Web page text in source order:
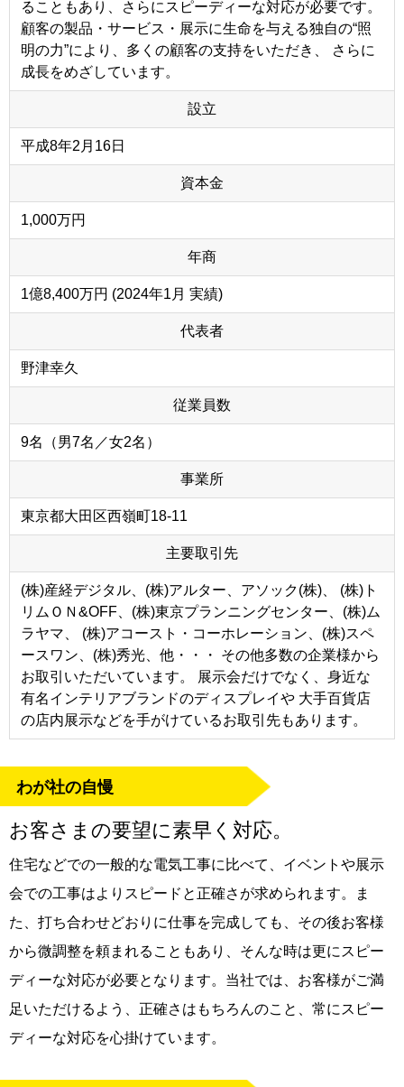
ることもあり、さらにスピーディーな対応が必要です。
顧客の製品・サービス・展示に生命を与える独自の“照
明の力”により、多くの顧客の支持をいただき、 さらに
成長をめざしています。
設立
平成8年2月16日
資本金
1,000万円
年商
1億8,400万円 (2024年1月 実績)
代表者
野津幸久
従業員数
9名（男7名／女2名）
事業所
東京都大田区西嶺町18-11
主要取引先
(株)産経デジタル、(株)アルター、アソック(株)、 (株)ト
リムＯＮ&OFF、(株)東京プランニングセンター、(株)ム
ラヤマ、 (株)アコースト・コーホレーション、(株)スペ
ースワン、(株)秀光、他・・・ その他多数の企業様から
お取引いただいています。 展示会だけでなく、身近な
有名インテリアブランドのディスプレイや 大手百貨店
の店内展示などを手がけているお取引先もあります。
わが社の自慢
お客さまの要望に素早く対応。
住宅などでの一般的な電気工事に比べて、イベントや展示
会での工事はよりスピードと正確さが求められます。ま
た、打ち合わせどおりに仕事を完成しても、その後お客様
から微調整を頼まれることもあり、そんな時は更にスピー
ディーな対応が必要となります。当社では、お客様がご満
足いただけるよう、正確さはもちろんのこと、常にスピー
ディーな対応を心掛けています。